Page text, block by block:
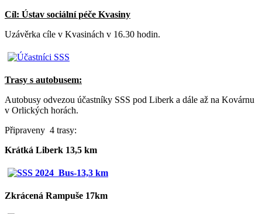
Cíl: Ústav sociální péče Kvasiny
Uzávěrka cíle v Kvasinách v 16.30 hodin.
Trasy s autobusem:
Autobusy odvezou účastníky SSS pod Liberk a dále až na Kovárnu
v Orlických horách.
Připraveny 4 trasy:
Krátká Liberk 13,5 km
Zkrácená Rampuše 17km